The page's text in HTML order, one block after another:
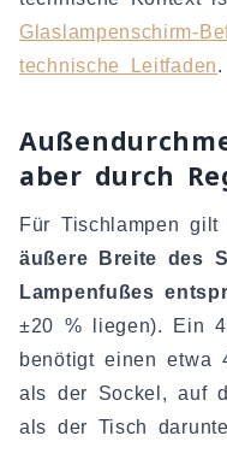
Glaslampenschirm-
technische Leitfaden.
aber durch
Für Tischlampen
äußere Breite des
Lampenfußes
±20 % liegen). Ein
benötigt einen etwa
als der Sockel, auf
als der Tisch